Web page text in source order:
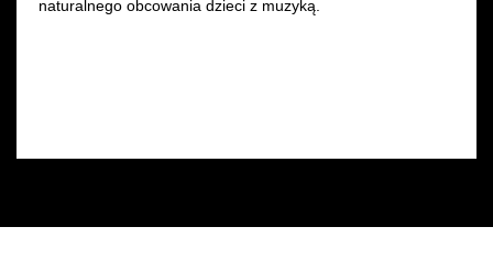
naturalnego obcowania dzieci z muzyką.